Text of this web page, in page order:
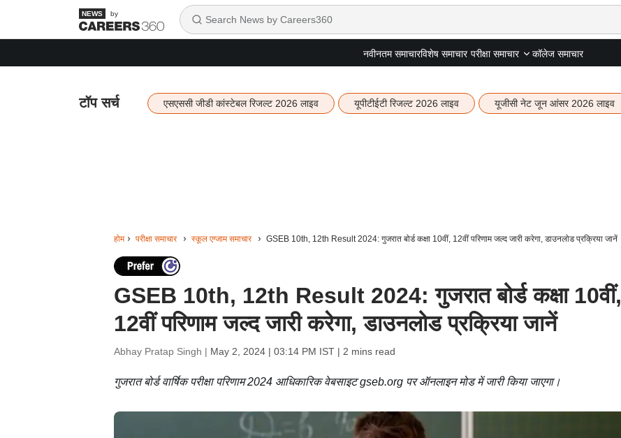
by
नवीनतम समाचारविशेष समाचार परीक्षा समाचार कॉलेज समाचार
टॉप सर्च एसएससी जीडी कांस्टेबल रिजल्ट 2026 लाइव यूपीटीईटी रिजल्ट 2026 लाइव यूजीसी नेट जून आंसर 2026 लाइव
होम परीक्षा समाचार स्कूल एग्जाम समाचार GSEB 10th, 12th Result 2024: गुजरात बोर्ड कक्षा 10वीं, 12वीं परिणाम जल्द जारी करेगा, डाउनलोड प्रक्रिया जानें
GSEB 10th, 12th Result 2024: गुजरात बोर्ड कक्षा 10वीं,
12वीं परिणाम जल्द जारी करेगा, डाउनलोड प्रक्रिया जानें
Abhay Pratap Singh | May 2, 2024 | 03:14 PM IST| 2 mins read
गुजरात बोर्ड वार्षिक परीक्षा परिणाम 2024 आधिकारिक वेबसाइट gseb.org पर ऑनलाइन मोड में जारी किया जाएगा।